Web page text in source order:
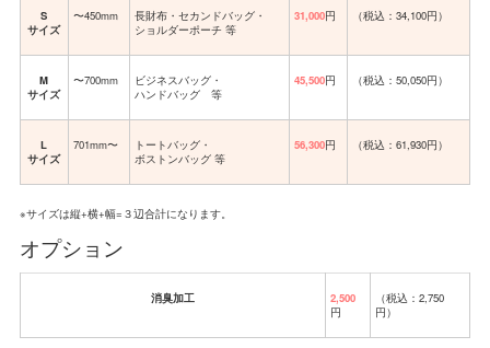
S
サイズ
〜450mm
長財布・セカンドバッグ・
ショルダーポーチ 等
31,000円 （税込：34,100円）
M
サイズ
〜700mm
ビジネスバッグ・
ハンドバッグ 等
45,500円 （税込：50,050円）
L
サイズ
701mm〜
トートバッグ・
ボストンバッグ 等
56,300円 （税込：61,930円）
※サイズは縦+横+幅=３辺合計になります。
オプション
消臭加工
2,500
円
（税込：2,750
円）